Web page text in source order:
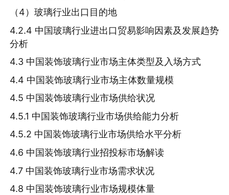
（4）玻璃行业出口目的地
4.2.4 中国玻璃行业进出口贸易影响因素及发展趋势
分析
4.3 中国装饰玻璃行业市场主体类型及入场方式
4.4 中国装饰玻璃行业市场主体数量规模
4.5 中国装饰玻璃行业市场供给状况
4.5.1 中国装饰玻璃行业市场供给能力分析
4.5.2 中国装饰玻璃行业市场供给水平分析
4.6 中国装饰玻璃行业招投标市场解读
4.7 中国装饰玻璃行业市场需求状况
4.8 中国装饰玻璃行业市场规模体量